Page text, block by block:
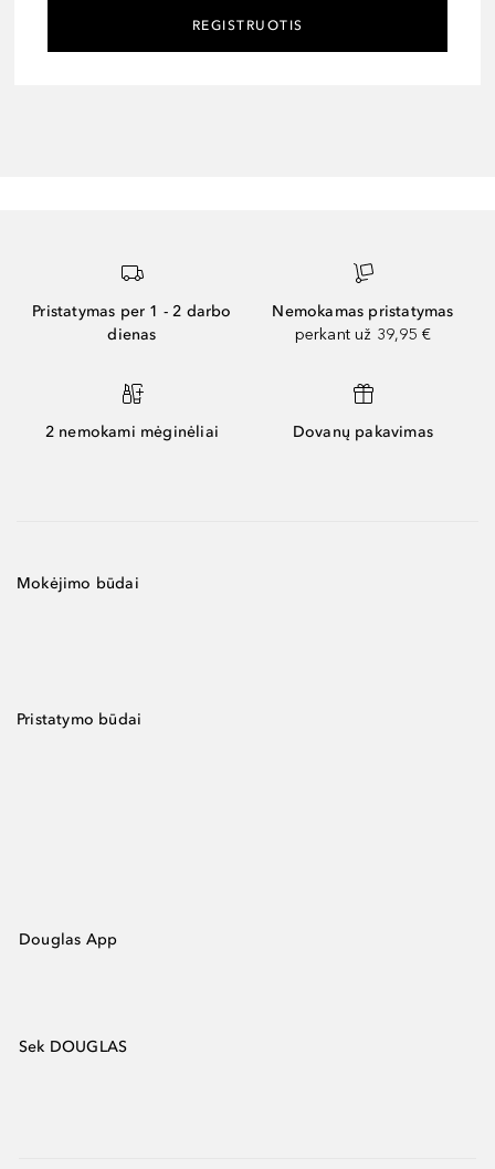
REGISTRUOTIS
Pristatymas per 1 - 2 darbo
dienas
Nemokamas pristatymas
perkant už 39,95 €
2 nemokami mėginėliai Dovanų pakavimas
Mokėjimo būdai
Pristatymo būdai
Douglas App
Sek DOUGLAS